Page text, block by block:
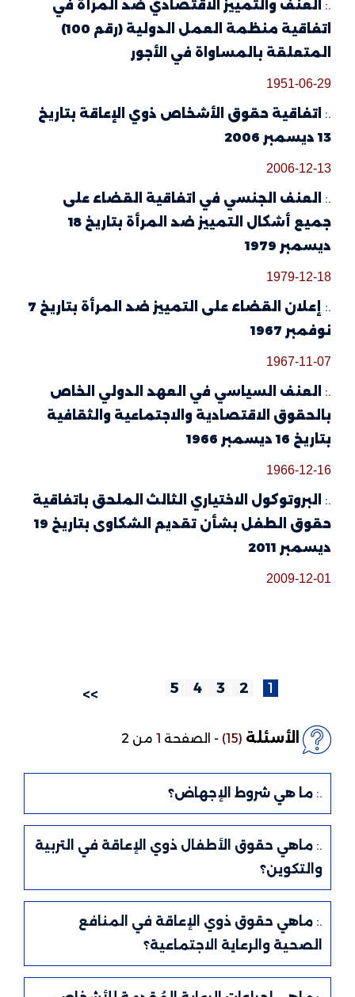
العنف والتمييز الاقتصادي ضد المرأة في
اتفاقية منظمة العمل الدولية (رقم 100)
المتعلقة بالمساواة في الأجور
1951-06-29
اتفاقية حقوق الأشخاص ذوي الإعاقة بتاريخ
13 ديسمبر 2006
2006-12-13
العنف الجنسي في اتفاقية القضاء على
جميع أشكال التمييز ضد المرأة بتاريخ 18
ديسمبر 1979
1979-12-18
إعلان القضاء على التمييز ضد المرأة بتاريخ 7
نوفمبر 1967
1967-11-07
العنف السياسي في العهد الدولي الخاص
بالحقوق الاقتصادية والاجتماعية والثقافية
بتاريخ 16 ديسمبر 1966
1966-12-16
البروتوكول الاختياري الثالث الملحق باتفاقية
حقوق الطفل بشأن تقديم الشكاوى بتاريخ 19
ديسمبر 2011
2009-12-01
>>
الأسئلة (15)
-الصفحة1من 2
ما هي شروط الإجهاض؟
ماهي حقوق الأطفال ذوي الإعاقة في التربية
والتكوين؟
ماهي حقوق ذوي الإعاقة في المنافع
الصحية والرعاية الاجتماعية؟